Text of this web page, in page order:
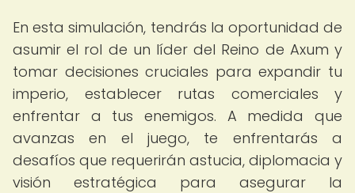
En esta simulación, tendrás la oportunidad de
asumir el rol de un líder del Reino de Axum y
tomar decisiones cruciales para expandir tu
imperio, establecer rutas comerciales y
enfrentar a tus enemigos. A medida que
avanzas en el juego, te enfrentarás a
desafíos que requerirán astucia, diplomacia y
visión estratégica para asegurar la